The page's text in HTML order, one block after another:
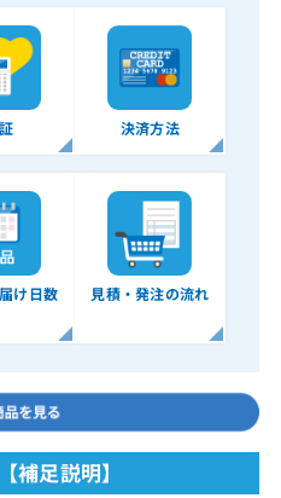
決済方法
け日数 見積・発注の流れ
足説明】